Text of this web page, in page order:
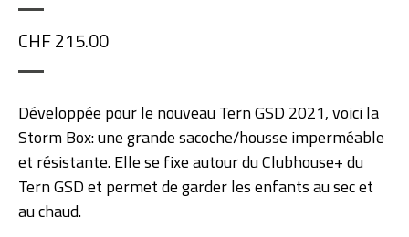
CHF 215.00
Développée pour le nouveau Tern GSD 2021, voici la
Storm Box: une grande sacoche/housse imperméable
et résistante. Elle se fixe autour du Clubhouse+ du
Tern GSD et permet de garder les enfants au sec et
au chaud.